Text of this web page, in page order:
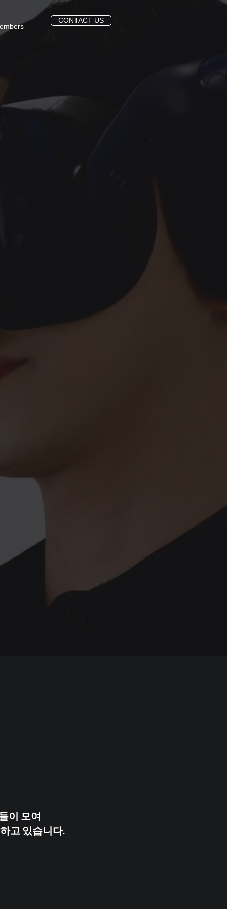
CONTACT US
이 모여
고 있습니다.